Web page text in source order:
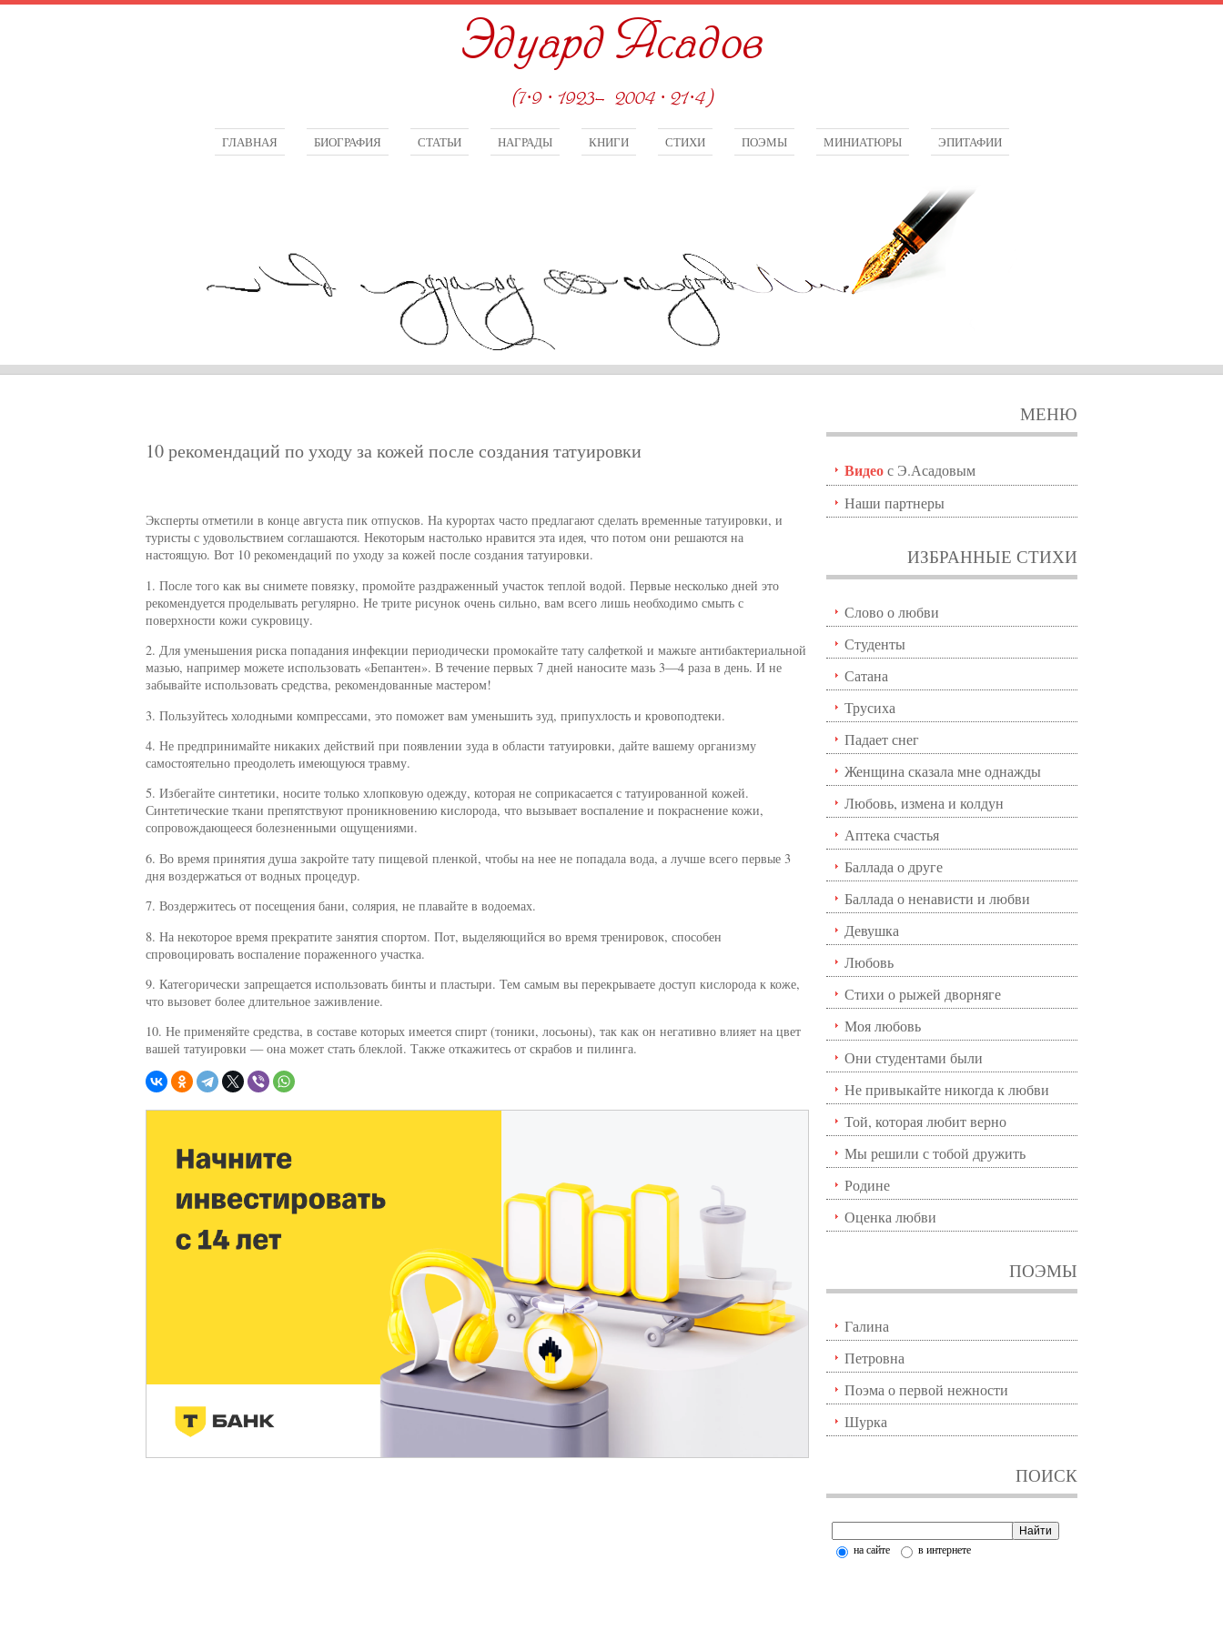
Эдуард Асадов
(7·9 · 1923—2004 · 21·4)
ГЛАВНАЯ БИОГРАФИЯ СТАТЬИ НАГРАДЫ КНИГИ СТИХИ ПОЭМЫ МИНИАТЮРЫ ЭПИТАФИИ
МЕНЮ
Видеос Э.Асадовым
Наши партнеры
ИЗБРАННЫЕ СТИХИ
Слово о любви
Студенты
Сатана
Трусиха
Падает снег
Женщина сказала мне однажды
Любовь, измена и колдун
Аптека счастья
Баллада о друге
Баллада о ненависти и любви
Девушка
Любовь
Стихи о рыжей дворняге
Моя любовь
Они студентами были
Не привыкайте никогда к любви
Той, которая любит верно
Мы решили с тобой дружить
Родине
Оценка любви
ПОЭМЫ
Галина
Петровна
Поэма о первой нежности
Шурка
ПОИСК
на сайте в интернете
10 рекомендаций по уходу за кожей после создания татуировки
Эксперты отметили в конце августа пик отпусков. На курортах часто предлагают сделать временные татуировки, и
туристы с удовольствием соглашаются. Некоторым настолько нравится эта идея, что потом они решаются на
настоящую. Вот 10 рекомендаций по уходу за кожей после создания татуировки.
1. После того как вы снимете повязку, промойте раздраженный участок теплой водой. Первые несколько дней это
рекомендуется проделывать регулярно. Не трите рисунок очень сильно, вам всего лишь необходимо смыть с
поверхности кожи сукровицу.
2. Для уменьшения риска попадания инфекции периодически промокайте тату салфеткой и мажьте антибактериальной
мазью, например можете использовать «Бепантен». В течение первых 7 дней наносите мазь 3—4 раза в день. И не
забывайте использовать средства, рекомендованные мастером!
3. Пользуйтесь холодными компрессами, это поможет вам уменьшить зуд, припухлость и кровоподтеки.
4. Не предпринимайте никаких действий при появлении зуда в области татуировки, дайте вашему организму
самостоятельно преодолеть имеющуюся травму.
5. Избегайте синтетики, носите только хлопковую одежду, которая не соприкасается с татуированной кожей.
Синтетические ткани препятствуют проникновению кислорода, что вызывает воспаление и покраснение кожи,
сопровождающееся болезненными ощущениями.
6. Во время принятия душа закройте тату пищевой пленкой, чтобы на нее не попадала вода, а лучше всего первые 3
дня воздержаться от водных процедур.
7. Воздержитесь от посещения бани, солярия, не плавайте в водоемах.
8. На некоторое время прекратите занятия спортом. Пот, выделяющийся во время тренировок, способен
спровоцировать воспаление пораженного участка.
9. Категорически запрещается использовать бинты и пластыри. Тем самым вы перекрываете доступ кислорода к коже,
что вызовет более длительное заживление.
10. Не применяйте средства, в составе которых имеется спирт (тоники, лосьоны), так как он негативно влияет на цвет
вашей татуировки — она может стать блеклой. Также откажитесь от скрабов и пилинга.